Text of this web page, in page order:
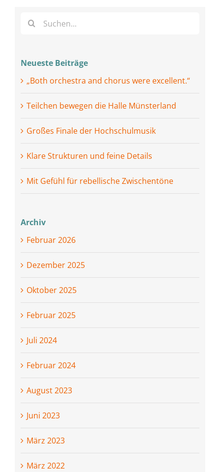
Suche
Neueste Beiträge
„Both orchestra and chorus were excellent.“
Teilchen bewegen die Halle Münsterland
Großes Finale der Hochschulmusik
Klare Strukturen und feine Details
Mit Gefühl für rebellische Zwischentöne
Archiv
Februar 2026
Dezember 2025
Oktober 2025
Februar 2025
Juli 2024
Februar 2024
August 2023
Juni 2023
März 2023
März 2022